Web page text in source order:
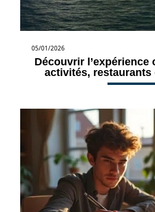
05/01/2026
Découvrir l’expérience
activités, restaurants